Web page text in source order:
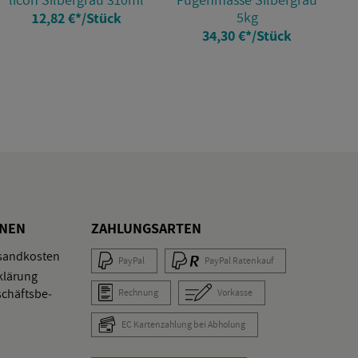
12,82 €*/Stück
5kg
34,30 €*/Stück
ZAH­LUNGS­AR­TEN
Pay­Pal Pay­Pal Ra­ten­kauf
Rech­nung Vor­kas­se
EC Kar­ten­zah­lung bei Ab­ho­lung